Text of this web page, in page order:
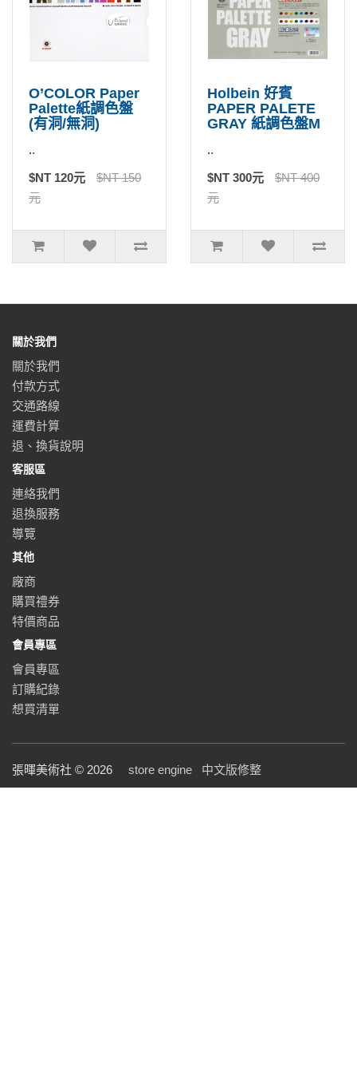
O’COLOR Paper
Palette紙調色盤
(有洞/無洞)
..
$NT 120元
$NT 150
元
Holbein 好賓
PAPER PALETE
GRAY 紙調色盤M
..
$NT 300元
$NT 400
元
關於我們
關於我們
付款方式
交通路線
運費計算
退、換貨說明
客服區
連絡我們
退換服務
導覽
其他
廠商
購買禮券
特價商品
會員專區
會員專區
訂購紀錄
想買清單
張暉美術社 © 2026 store engine 中文版修整